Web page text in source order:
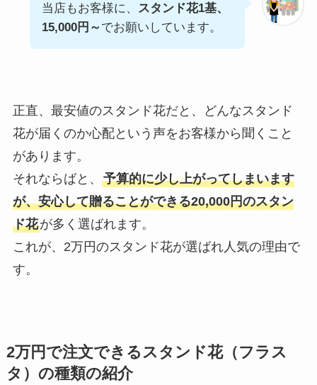
当店もお客様に、
スタンド花1基、
15,000円～ でお願いしています。
正直、最安値のスタンド花だと、どんなスタンド
花が届くのか心配という声をお客様から聞くこと
があります。
それならばと、 予算的に少し上がってしまいます
が、安心して贈ることができる20,000円のスタン
ド花が多く選ばれます。
これが、2万円のスタンド花が選ばれ人気の理由で
す。
2万円で注文できるスタンド花（フラス
タ）の種類の紹介